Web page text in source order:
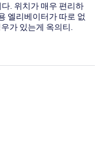
. 위치가 매우 편리하
엘리베이터가 따로 없
가 있는게 옥의티.